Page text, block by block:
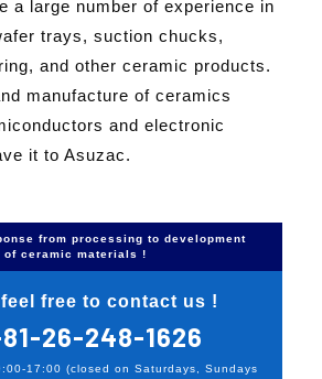
a large number of experience in
trays, suction chucks,
and other ceramic products.
manufacture of ceramics
and electronic
it to Asuzac.
from processing to development
of ceramic materials !
feel free to contact us !
26-248-1626
17:00 (closed on Saturdays, Sundays